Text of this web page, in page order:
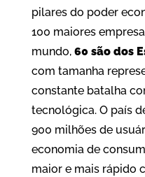
pilares do poder
100 maiores
mundo, 60 são dos
com tamanha
constante batalha
tecnológica. O país
900 milhões de
economia de
maior e mais rápido